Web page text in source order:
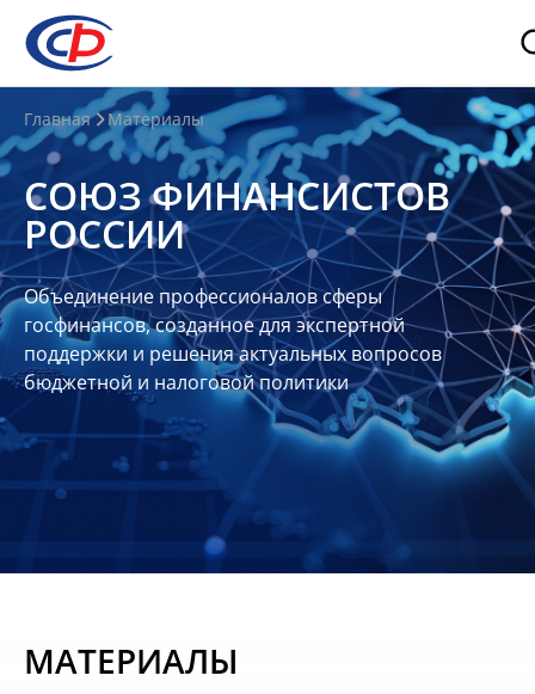
О
нас
О
СФР
Совет
Союза
Участники
Планы
отчеты
Контакты
Материалы
Главная Материалы
СОЮЗ ФИНАНСИСТОВ
РОССИИ
Объединение профессионалов сферы
госфинансов, созданное для экспертной
поддержки и решения актуальных вопросов
бюджетной и налоговой политики
МАТЕРИАЛЫ